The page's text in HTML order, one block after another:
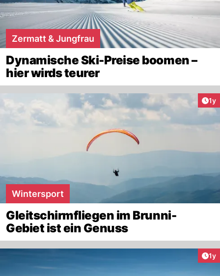
Zermatt & Jungfrau
Dynamische Ski-Preise boomen –
hier wirds teurer
1y
Wintersport
Gleitschirmfliegen im Brunni-
Gebiet ist ein Genuss
1y